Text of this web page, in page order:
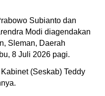
Subianto dan
Modi diagendakan
Sleman, Daerah
8 Juli 2026 pagi.
(Seskab) Teddy